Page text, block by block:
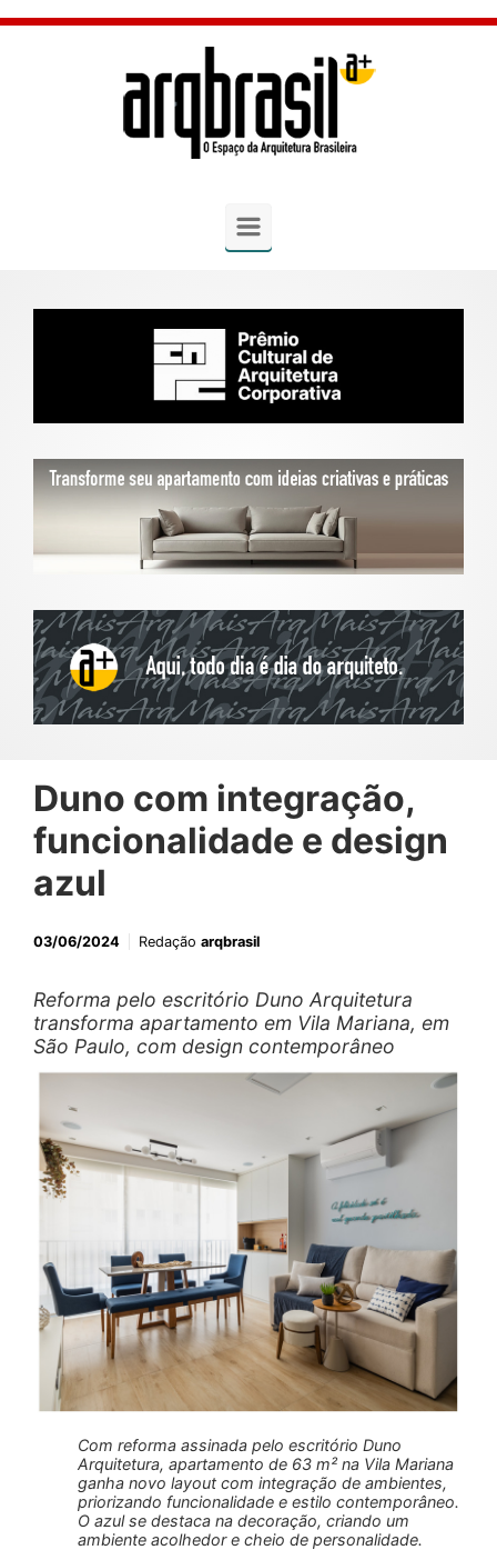
Skip to main content
Duno com integração,
funcionalidade e design
azul
03/06/2024 Redação arqbrasil
Reforma pelo escritório Duno Arquitetura
transforma apartamento em Vila Mariana, em
São Paulo, com design contemporâneo
Com reforma assinada pelo escritório Duno
Arquitetura, apartamento de 63 m² na Vila Mariana
ganha novo layout com integração de ambientes,
priorizando funcionalidade e estilo contemporâneo.
O azul se destaca na decoração, criando um
ambiente acolhedor e cheio de personalidade.